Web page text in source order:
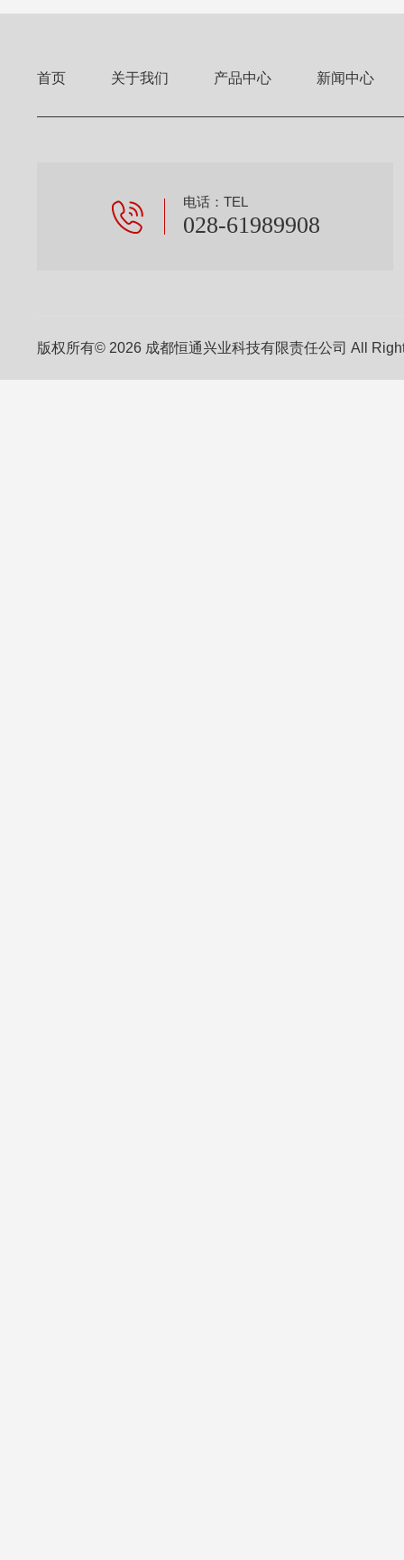
首页 关于我们 产品中心 新闻中心
电话：TEL
028-61989908
版权所有© 2026 成都恒通兴业科技有限责任公司 All